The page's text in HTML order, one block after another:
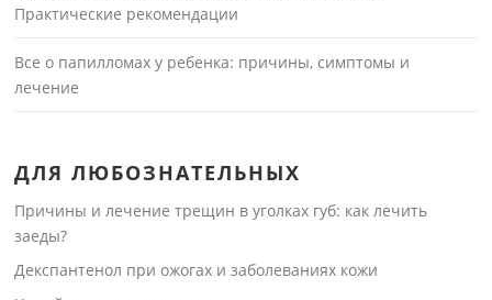
Практические рекомендации
Все о папилломах у ребенка: причины, симптомы и
лечение
ДЛЯ ЛЮБОЗНАТЕЛЬНЫХ
Причины и лечение трещин в уголках губ: как лечить
заеды?
Декспантенол при ожогах и заболеваниях кожи